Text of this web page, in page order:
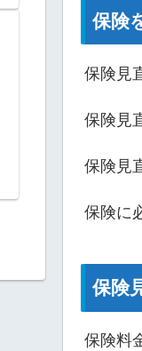
保険
保険見
保険見
保険見
保険に
保険
保険料